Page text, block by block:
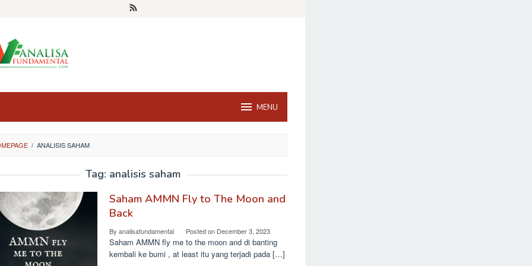
MENU
/ ANALISIS SAHAM
Tag: analisis saham
Saham AMMN Fly to The Moon and
Back
By analisafundamental Posted on December 3, 2023
Saham AMMN fly me to the moon and di banting
kembali ke bumi , at least itu yang terjadi pada […]